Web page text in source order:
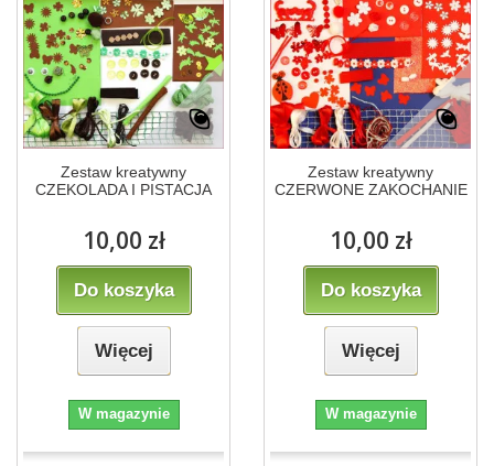
Zestaw kreatywny
CZEKOLADA I PISTACJA
10,00 zł
Do koszyka
Więcej
W magazynie
Zestaw kreatywny
CZERWONE ZAKOCHANIE
10,00 zł
Do koszyka
Więcej
W magazynie